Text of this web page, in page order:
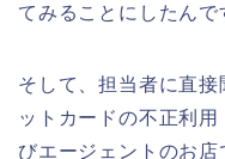
てみることにしたんで
そして、担当者に直
ットカードの不正利
びエージェントのお